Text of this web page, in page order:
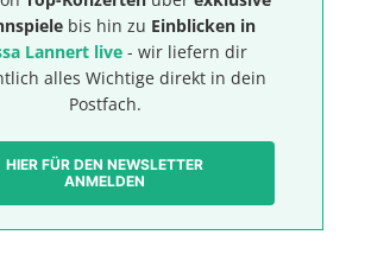
bis hin zu Einblicken in
Lannert live- wir liefern dir
alles Wichtige direkt in dein
Postfach.
HIER FÜR DEN NEWSLETTER
ANMELDEN